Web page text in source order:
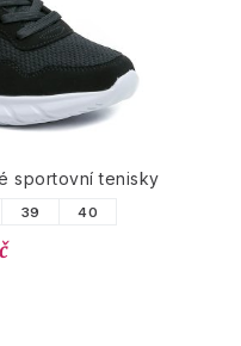
sportovní tenisky
39 40